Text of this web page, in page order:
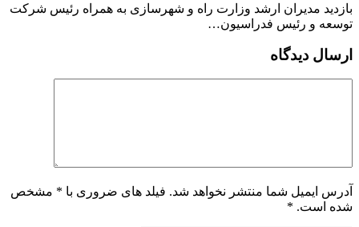
بازدید مدیران ارشد وزارت راه و شهرسازی به همراه رئیس شرکت
توسعه و رئیس فدراسیون…
ارسال دیدگاه
آدرس ایمیل شما منتشر نخواهد شد. فیلد های ضروری با * مشخص
شده است. *